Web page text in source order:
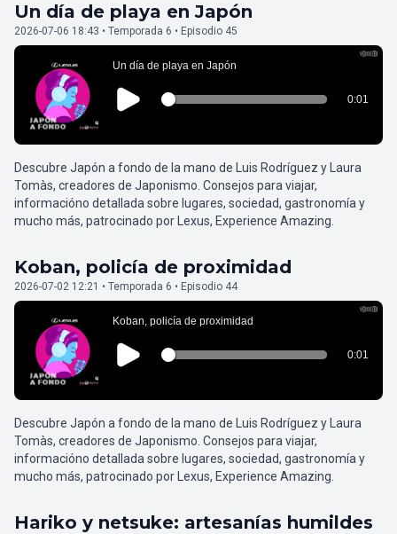
Un día de playa en Japón
2026-07-06 18:43 • Temporada 6 • Episodio 45
Descubre Japón a fondo de la mano de Luis Rodríguez y Laura
Tomàs, creadores de Japonismo. Consejos para viajar,
informacióno detallada sobre lugares, sociedad, gastronomía y
mucho más, patrocinado por Lexus, Experience Amazing.
Koban, policía de proximidad
2026-07-02 12:21 • Temporada 6 • Episodio 44
Descubre Japón a fondo de la mano de Luis Rodríguez y Laura
Tomàs, creadores de Japonismo. Consejos para viajar,
informacióno detallada sobre lugares, sociedad, gastronomía y
mucho más, patrocinado por Lexus, Experience Amazing.
Hariko y netsuke: artesanías humildes